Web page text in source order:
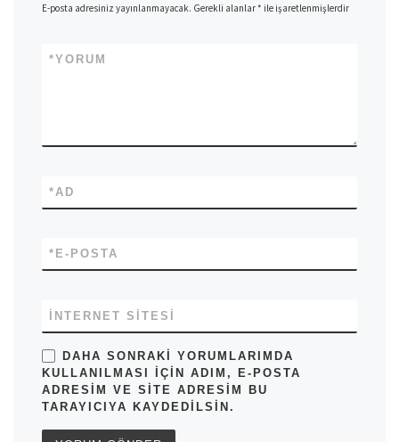
E-posta adresiniz yayınlanmayacak. Gerekli alanlar* ile işaretlenmişlerdir
YORUM
*
AD
*
E-POSTA
*
İNTERNET SITESI
DAHA SONRAKI YORUMLARIMDA
KULLANILMASI IÇIN ADIM, E-POSTA
ADRESIM VE SITE ADRESIM BU
TARAYICIYA KAYDEDILSIN.